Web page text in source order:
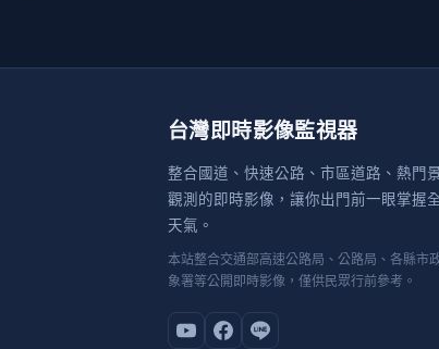
台灣即時影像監視器
整合國道、快速公路、市區道路、熱門
觀測的即時影像，讓你出門前一眼掌握
天氣。
本站整合交通部高速公路局、公路局、各縣市
象署等公開即時影像，僅供民眾行前參考。